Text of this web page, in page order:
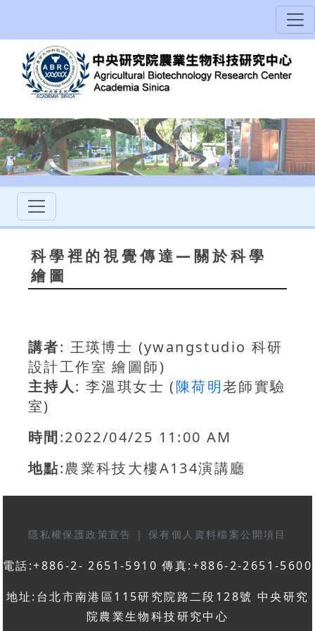
科學裡的視覺傳達—關於科學
繪圖
講者: 王瑛博士 (ywangstudio 科研
設計工作室 繪圖師)
主持人: 李溫琪女士 (陳荷明老師實驗
室)
時間:2022/04/25 11:00 AM
地點:農業科技大樓A134演講廳
隱私權保護政策宣告 | 保有個人資料檔案公開項目
電話:+886-2- 2651-5910 傳真:+886-2-2651-5600
地址:台北市南港區115研究院路二段128號 中央研究
院農業生物科技研究中心